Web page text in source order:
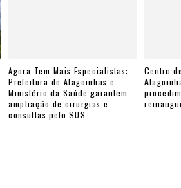
Agora Tem Mais Especialistas:
Prefeitura de Alagoinhas e
Ministério da Saúde garantem
ampliação de cirurgias e
consultas pelo SUS
Centro